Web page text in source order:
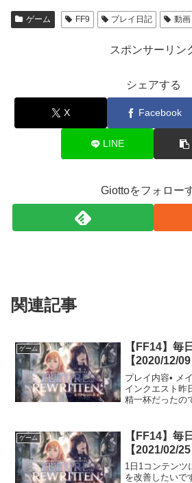
ゲーム FF9 プレイ日記 動画
スポンサーリン
シェアする
X Facebook
LINE
Giottoをフォロー
関連記事
ゲーム
【FF14】毎
【2020/12/09
プレイ内容• メ
インクエスト昨
精一杯だったの
しい物語がスタ
時間を取れてい
ゲーム
【FF14】毎
【2021/02/25
1日1コンテンツ
を改善したいで